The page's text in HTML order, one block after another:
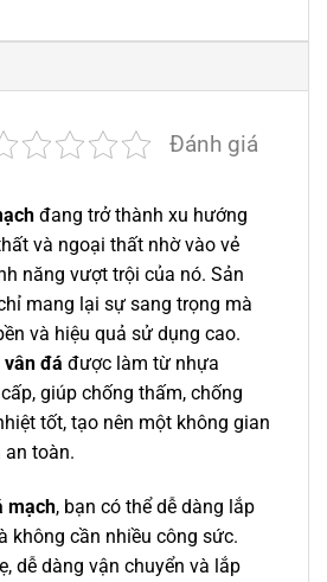
Đánh giá
đang trở thành xu hướng
và ngoại thất nhờ vào vẻ
năng vượt trội của nó. Sản
mang lại sự sang trọng mà
và hiệu quả sử dụng cao.
đá được làm từ nhựa
giúp chống thấm, chống
tốt, tạo nên một không gian
toàn.
mạch, bạn có thể dễ dàng lắp
không cần nhiều công sức.
dễ dàng vận chuyển và lắp